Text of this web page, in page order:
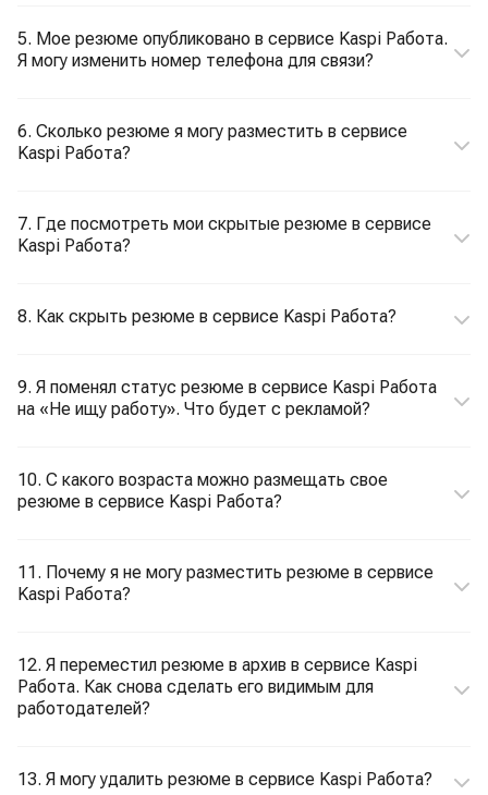
5. Мое резюме опубликовано в сервисе Kaspi Работа.
Я могу изменить номер телефона для связи?
6. Сколько резюме я могу разместить в сервисе
Kaspi Работа?
7. Где посмотреть мои скрытые резюме в сервисе
Kaspi Работа?
8. Как скрыть резюме в сервисе Kaspi Работа?
9. Я поменял статус резюме в сервисе Kaspi Работа
на «Не ищу работу». Что будет с рекламой?
10. С какого возраста можно размещать свое
резюме в сервисе Kaspi Работа?
11. Почему я не могу разместить резюме в сервисе
Kaspi Работа?
12. Я переместил резюме в архив в сервисе Kaspi
Работа. Как снова сделать его видимым для
работодателей?
13. Я могу удалить резюме в сервисе Kaspi Работа?